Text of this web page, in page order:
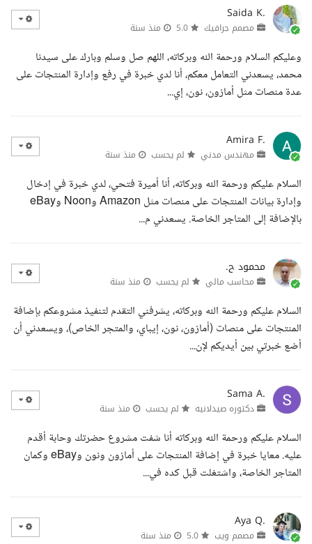
Saida K.
مصمم جرافيك منذ سنة
وعليكم السلام ورحمة الله وبركاته، اللهم صل وسلم وبارك على سيدنا
محمد، يسعدني التعامل معكم، أنا لدي خبرة في رفع وإدارة المنتجات على
عدة منصات مثل أمازون، نون، إي...
Amira F.
مهندس مدني لم يحسب منذ سنة
السلام عليكم ورحمة الله وبركاته، أنا أميرة فتحي، لدي خبرة في إدخال
وإدارة بيانات المنتجات على منصات مثل Amazon وNoon وeBay
بالإضافة إلى المتاجر الخاصة. يسعدني م...
محمود ح.
محاسب مالي لم يحسب منذ سنة
السلام عليكم ورحمة الله وبركاته، يشرفني التقدم لتنفيذ مشروعكم بإضافة
المنتجات على منصات (أمازون، نون، إيباي، والمتجر الخاص)، ويسعدني أن
أضع خبرتي بين أيديكم لإن...
Sama A.
دكتوره صيدلانيه لم يحسب منذ سنة
السلام عليكم ورحمة الله وبركاته أنا شفت مشروع حضرتك وحابة أقدم
عليه. معايا خبرة في إضافة المنتجات على أمازون ونون وeBay وكمان
المتاجر الخاصة، واشتغلت قبل كده في...
Aya Q.
مصمم ويب منذ سنة